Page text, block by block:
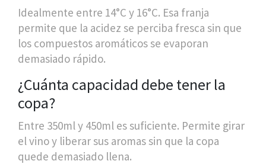
Idealmente entre 14°C y 16°C. Esa franja
permite que la acidez se perciba fresca sin que
los compuestos aromáticos se evaporan
demasiado rápido.
¿Cuánta capacidad debe tener la
copa?
Entre 350ml y 450ml es suficiente. Permite girar
el vino y liberar sus aromas sin que la copa
quede demasiado llena.